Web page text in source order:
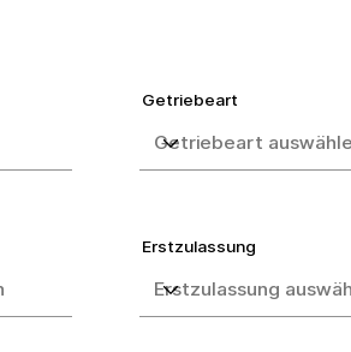
Getriebeart
Erstzulassung